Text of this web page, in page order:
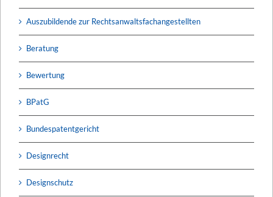
Auszubildende zur Rechtsanwaltsfachangestellten
Beratung
Bewertung
BPatG
Bundespatentgericht
Designrecht
Designschutz